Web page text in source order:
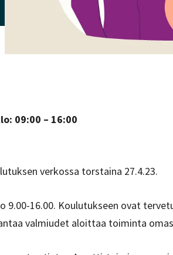
09:00 – 16:00
verkossa torstaina 27.4.23.
9.00-16.00. Koulutukseen ovat
valmiudet aloittaa toiminta